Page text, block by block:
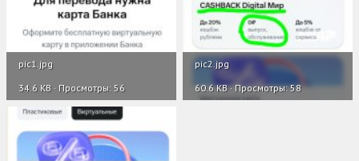
pic1.jpg
34.6 KB · Просмотры: 56
pic2.jpg
60.6 KB · Просмотры: 58